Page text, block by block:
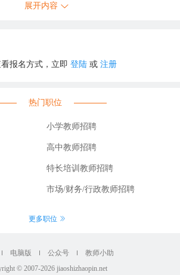
主管部门同意；未满最低约定服务年限的，
面试成绩按60%计入招聘总成绩。
展开内容
报名方式，立即 登陆 或 注册
热门职位
小学教师招聘
高中教师招聘
特长培训教师招聘
市场/财务/行政教师招聘
更多职位
电脑版 公众号
教师小助
© 2007-2026 jiaoshizhaopin.net